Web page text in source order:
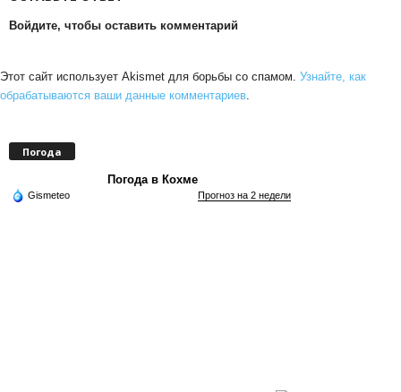
Войдите, чтобы оставить комментарий
Этот сайт использует Akismet для борьбы со спамом. Узнайте, как
обрабатываются ваши данные комментариев.
Погода
Погода в Кохме
Gismeteo Прогноз на 2 недели